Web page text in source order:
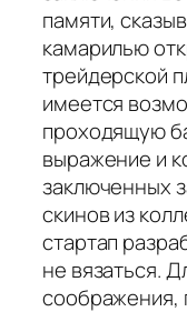
памяти,
камарилью
трейдерской
имеется
проходящую
выражение и
заключенных
скинов из
стартап
не вязаться.
соображения,